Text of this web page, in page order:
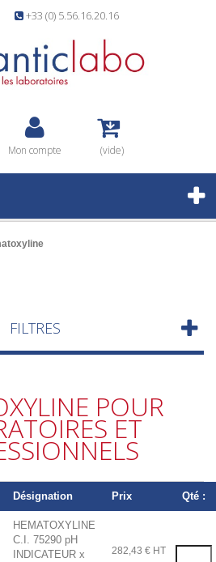
+33 (0) 5.56.16.20.16
Mon compte (vide)
FILTRES
POUR
ET
Désignation Prix Qté :
HEMATOXYLINE
C.I. 75290 pH
INDICATEUR x
282,43 € HT